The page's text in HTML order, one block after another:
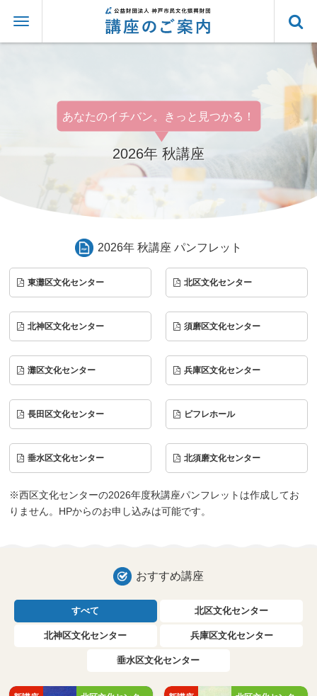
あなたのイチバン。きっと見つかる！
2026年 秋講座
2026年 秋講座 パンフレット
東灘区文化センター 北区文化センター
北神区文化センター 須磨区文化センター
灘区文化センター 兵庫区文化センター
長田区文化センター ピフレホール
垂水区文化センター 北須磨文化センター
※西区文化センターの2026年度秋講座パンフレットは作成してお
りません。HPからのお申し込みは可能です。
おすすめ講座
すべて 北区文化センター
北神区文化センター 兵庫区文化センター
垂水区文化センター